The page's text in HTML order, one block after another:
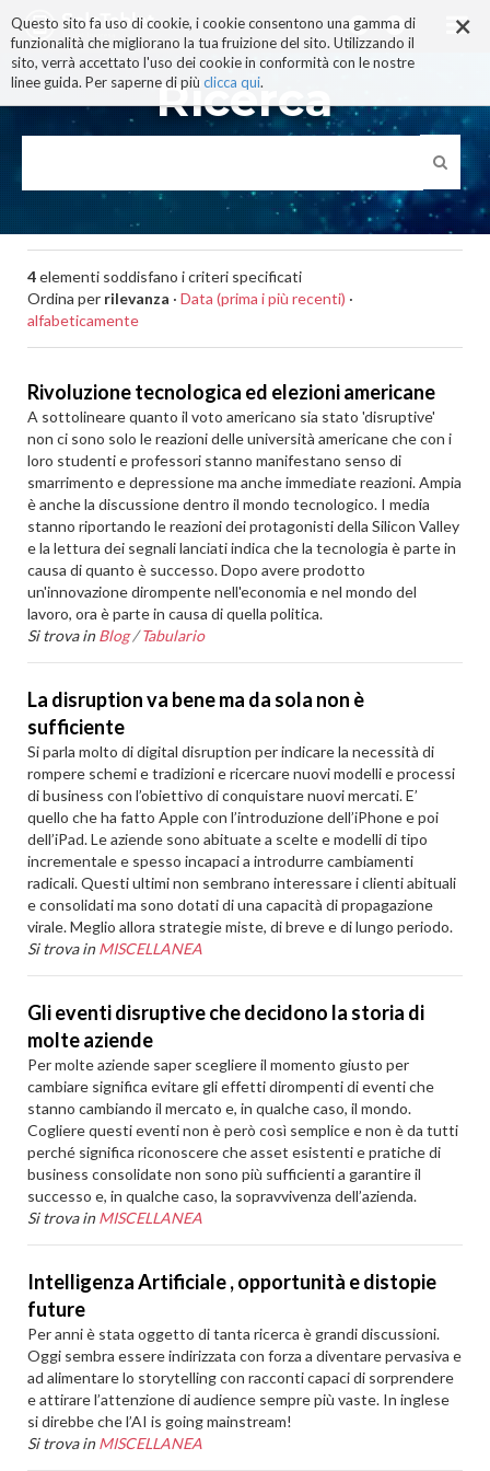
×
Questo sito fa uso di cookie, i cookie consentono una gamma di
funzionalità che migliorano la tua fruizione del sito. Utilizzando il
sito, verrà accettato l'uso dei cookie in conformità con le nostre
linee guida. Per saperne di più clicca qui.
ai
contenuti.
|
alla
navigazione
Ricerca
4elementi soddisfano i criteri specificati
Ordina per rilevanza · Data (prima i più recenti) ·
alfabeticamente
Rivoluzione tecnologica ed elezioni americane
A sottolineare quanto il voto americano sia stato 'disruptive'
non ci sono solo le reazioni delle università americane che con i
loro studenti e professori stanno manifestano senso di
smarrimento e depressione ma anche immediate reazioni. Ampia
è anche la discussione dentro il mondo tecnologico. I media
stanno riportando le reazioni dei protagonisti della Silicon Valley
e la lettura dei segnali lanciati indica che la tecnologia è parte in
causa di quanto è successo. Dopo avere prodotto
un'innovazione dirompente nell'economia e nel mondo del
lavoro, ora è parte in causa di quella politica.
Si trova in Blog /Tabulario
La disruption va bene ma da sola non è
sufficiente
Si parla molto di digital disruption per indicare la necessità di
rompere schemi e tradizioni e ricercare nuovi modelli e processi
di business con l’obiettivo di conquistare nuovi mercati. E’
quello che ha fatto Apple con l’introduzione dell’iPhone e poi
dell’iPad. Le aziende sono abituate a scelte e modelli di tipo
incrementale e spesso incapaci a introdurre cambiamenti
radicali. Questi ultimi non sembrano interessare i clienti abituali
e consolidati ma sono dotati di una capacità di propagazione
virale. Meglio allora strategie miste, di breve e di lungo periodo.
Si trova in MISCELLANEA
Gli eventi disruptive che decidono la storia di
molte aziende
Per molte aziende saper scegliere il momento giusto per
cambiare significa evitare gli effetti dirompenti di eventi che
stanno cambiando il mercato e, in qualche caso, il mondo.
Cogliere questi eventi non è però così semplice e non è da tutti
perché significa riconoscere che asset esistenti e pratiche di
business consolidate non sono più sufficienti a garantire il
successo e, in qualche caso, la sopravvivenza dell’azienda.
Si trova in MISCELLANEA
Intelligenza Artificiale , opportunità e distopie
future
Per anni è stata oggetto di tanta ricerca è grandi discussioni.
Oggi sembra essere indirizzata con forza a diventare pervasiva e
ad alimentare lo storytelling con racconti capaci di sorprendere
e attirare l’attenzione di audience sempre più vaste. In inglese
si direbbe che l’AI is going mainstream!
Si trova in MISCELLANEA